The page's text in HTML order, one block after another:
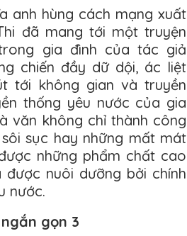
anh hùng cách mạng xuất
đã mang tới một truyện
gia đình của tác giả
chiến đầy dữ dội, ác liệt
tới không gian và truyền
thống yêu nước của gia
văn không chỉ thành công
sục hay những mất mát
những phẩm chất cao
nuôi dưỡng bởi chính
nước.
gọn 3